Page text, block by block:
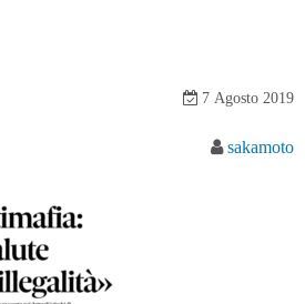
7 Agosto 2019
sakamoto